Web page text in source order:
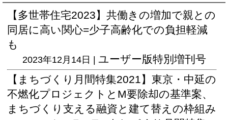
【多世帯住宅2023】共働きの増加で親との
同居に高い関心=少子高齢化での負担軽減
も
2023年12月14日 | ユーザー版特別増刊号
【まちづくり月間特集2021】東京・中延の
不燃化プロジェクトとM要除却の基準案、
まちづくり支える融資と建て替えの枠組み